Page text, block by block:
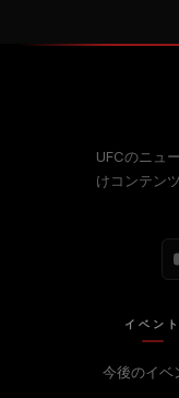
UFCのニュ
けコンテン
イベント
今後のイベ